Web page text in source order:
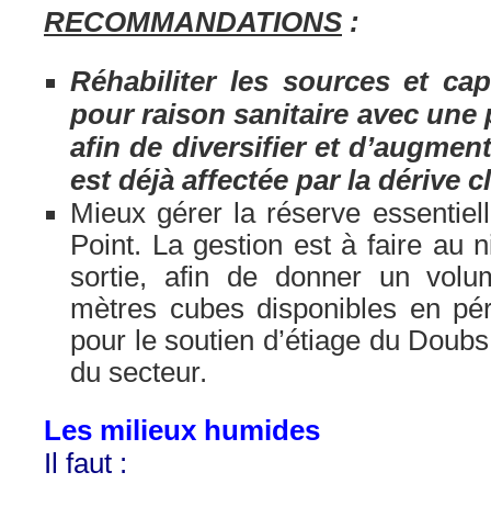
RECOMMANDATIONS :
Réhabiliter les sources et
pour raison sanitaire avec
afin de diversifier et
est déjà affectée par la dérive
Mieux gérer la réserve
Point. La gestion est à faire au
sortie, afin de donner un
mètres cubes disponibles en
pour le soutien d’étiage du
du secteur.
Les milieux humides
Il faut :